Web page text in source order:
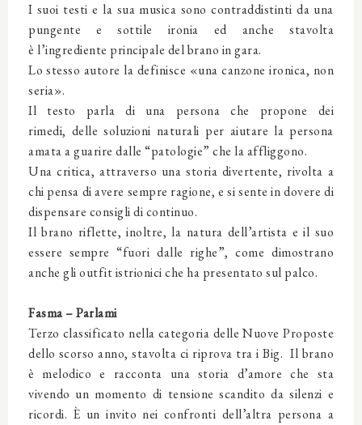
I suoi testi e la sua musica sono contraddistinti da una
pungente e sottile ironia ed anche stavolta
è l’ingrediente principale del brano in gara.
Lo stesso autore la definisce «una canzone ironica, non
seria».
Il testo parla di una persona che propone dei
rimedi, delle soluzioni naturali per aiutare la persona
amata a guarire dalle “patologie” che la affliggono.
Una critica, attraverso una storia divertente, rivolta a
chi pensa di avere sempre ragione, e si sente in dovere di
dispensare consigli di continuo.
Il brano riflette, inoltre, la natura dell’artista e il suo
essere sempre “fuori dalle righe”, come dimostrano
anche gli outfit istrionici che ha presentato sul palco.
Fasma – Parlami
Terzo classificato nella categoria delle Nuove Proposte
dello scorso anno, stavolta ci riprova tra i Big. Il brano
è melodico e racconta una storia d’amore che sta
vivendo un momento di tensione scandito da silenzi e
ricordi. È un invito nei confronti dell’altra persona a